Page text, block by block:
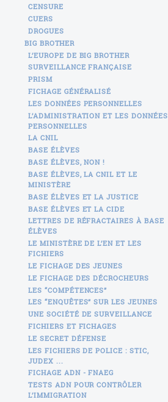
CENSURE
CUERS
DROGUES
BIG BROTHER
L’EUROPE DE BIG BROTHER
SURVEILLANCE FRANÇAISE
PRISM
FICHAGE GÉNÉRALISÉ
LES DONNÉES PERSONNELLES
L’ADMINISTRATION ET LES DONNÉES
PERSONNELLES
LA CNIL
BASE ÉLÈVES
BASE ÉLÈVES, NON !
BASE ÉLÈVES, LA CNIL ET LE
MINISTÈRE
BASE ÉLÈVES ET LA JUSTICE
BASE ÉLÈVES ET LA CIDE
LETTRES DE RÉFRACTAIRES À BASE
ÉLÈVES
LE MINISTÈRE DE L’EN ET LES
FICHIERS
LE FICHAGE DES JEUNES
LE FICHAGE DES DÉCROCHEURS
LES “COMPÉTENCES”
LES “ENQUÊTES” SUR LES JEUNES
UNE SOCIÉTÉ DE SURVEILLANCE
FICHIERS ET FICHAGES
LE SECRET DÉFENSE
LES FICHIERS DE POLICE : STIC,
JUDEX ...
FICHAGE ADN - FNAEG
TESTS ADN POUR CONTRÔLER
L’IMMIGRATION